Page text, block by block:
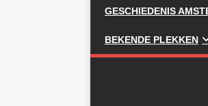
GESCHIEDENIS
BEKENDE PLEKKEN